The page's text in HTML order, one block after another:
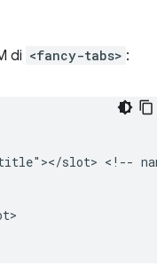
di <fancy-tabs> :
slot> <!--